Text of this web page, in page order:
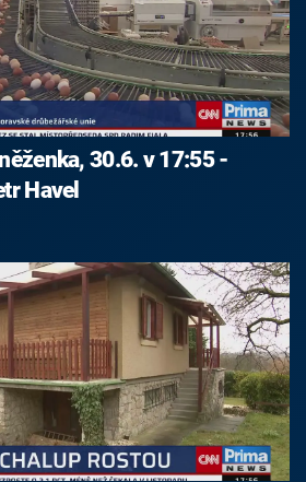
30.6. v 17:55 -
Havel